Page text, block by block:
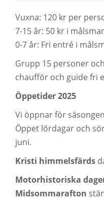
Vuxna: 120 kr per
7-15 år: 50 kr i
0-7 år: Fri entré i
Grupp 15 personer
chaufför och guide fri
Öppetider 2025
Vi öppnar för
Öppet lördagar och
juni.
Kristi himmelsfärds
Motorhistoriska
Midsommarafton